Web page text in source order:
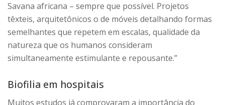
Savana africana – sempre que possível. Projetos
têxteis, arquitetônicos o de móveis detalhando formas
semelhantes que repetem em escalas, qualidade da
natureza que os humanos consideram
simultaneamente estimulante e repousante.”
Biofilia em hospitais
Muitos estudos já comprovaram a importância do